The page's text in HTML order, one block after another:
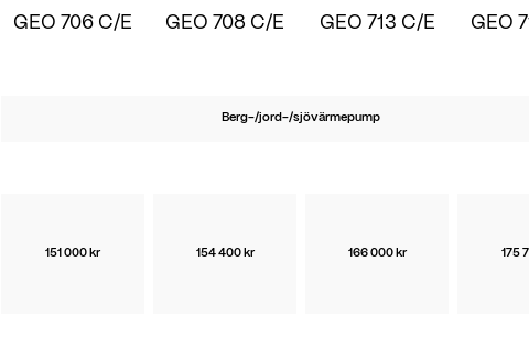
GEO 706 C/E GEO 708 C/E GEO 713 C/E GEO
Berg-/jord-/sjövärmepump
151 000 kr 154 400 kr 166 000 kr 175